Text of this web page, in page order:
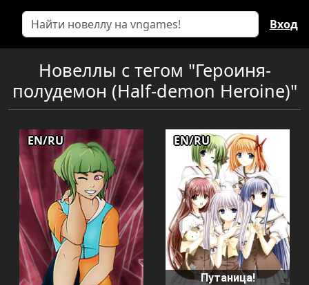
Вход
Новеллы с тегом "Героиня-
полудемон (Half-demon Heroine)"
EN/RU
Путаница!
EN/RU